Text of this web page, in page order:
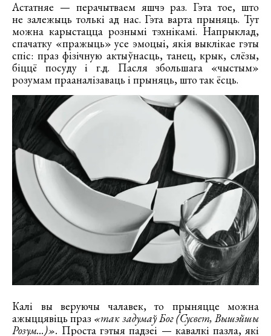
Астатняе — перачытваем яшчэ раз. Гэта тое, што
не залежыць толькі ад нас. Гэта варта прыняць. Тут
можна карыстацца рознымі тэхнікамі. Напрыклад,
спачатку «пражыць» усе эмоцыі, якія выклікае гэты
спіс: праз фізічную актыўнасць, танец, крык, слёзы,
біццё посуду і г.д. Пасля збольшага «чыстым»
розумам прааналізаваць і прыняць, што так ёсць.
Калі вы веруючы чалавек, то прыняцце можна
ажыццявіць праз «так задумаў Бог (Сусвет, Вышэйшы
Розум...)». Проста гэтыя падзеі — кавалкі пазла, які